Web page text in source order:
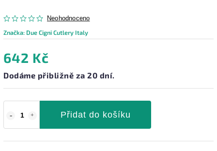
Neohodnoceno
Značka: Due Cigni Cutlery Italy
642 Kč
Dodáme přibližně za 20 dní.
Přidat do košíku